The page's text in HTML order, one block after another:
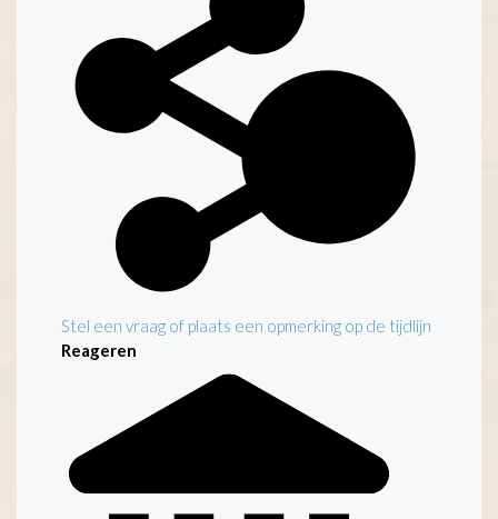
Stel een vraag of plaats een opmerking op de tijdlijn
Reageren